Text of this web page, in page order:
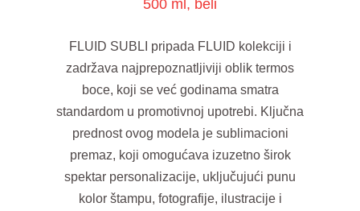
500 ml, beli
FLUID SUBLI pripada FLUID kolekciji i
zadržava najprepoznatljiviji oblik termos
boce, koji se već godinama smatra
standardom u promotivnoj upotrebi. Ključna
prednost ovog modela je sublimacioni
premaz, koji omogućava izuzetno širok
spektar personalizacije, uključujući punu
kolor štampu, fotografije, ilustracije i